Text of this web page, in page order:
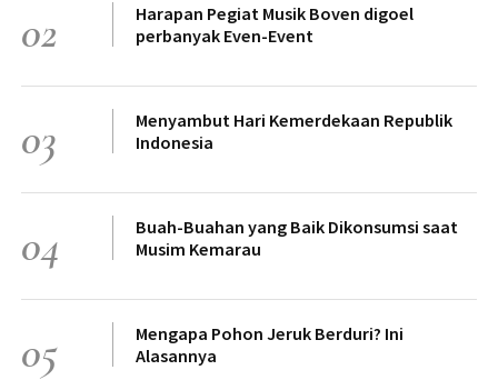
02
Harapan Pegiat Musik Boven digoel
perbanyak Even-Event
03
Menyambut Hari Kemerdekaan Republik
Indonesia
04
Buah-Buahan yang Baik Dikonsumsi saat
Musim Kemarau
05
Mengapa Pohon Jeruk Berduri? Ini
Alasannya